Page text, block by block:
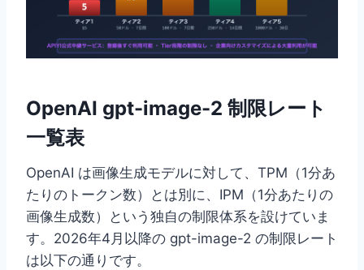
OpenAI gpt-image-2 制限レート
一覧表
OpenAI は画像生成モデルに対して、TPM（1分あ
たりのトークン数）とは別に、IPM（1分あたりの
画像生成数）という独自の制限体系を設けていま
す。2026年4月以降の gpt-image-2 の制限レート
は以下の通りです。